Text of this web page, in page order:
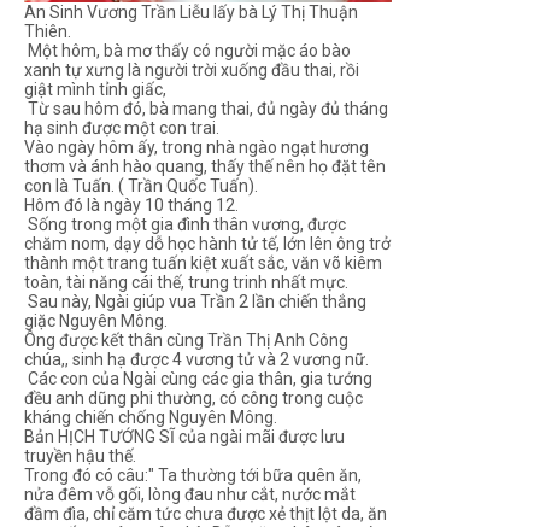
An Sinh Vương Trần Liễu lấy bà Lý Thị Thuận
Thiên.
Một hôm, bà mơ thấy có người mặc áo bào
xanh tự xưng là người trời xuống đầu thai, rồi
giật mình tỉnh giấc,
Từ sau hôm đó, bà mang thai, đủ ngày đủ tháng
hạ sinh được một con trai.
Vào ngày hôm ấy, trong nhà ngào ngạt hương
thơm và ánh hào quang, thấy thế nên họ đặt tên
con là Tuấn. ( Trần Quốc Tuấn).
Hôm đó là ngày 10 tháng 12.
Sống trong một gia đình thân vương, được
chăm nom, dạy dỗ học hành tử tế, lớn lên ông trở
thành một trang tuấn kiệt xuất sắc, văn võ kiêm
toàn, tài năng cái thế, trung trinh nhất mực.
Sau này, Ngài giúp vua Trần 2 lần chiến thắng
giặc Nguyên Mông.
Ông được kết thân cùng Trần Thị Anh Công
chúa,, sinh hạ được 4 vương tử và 2 vương nữ.
Các con của Ngài cùng các gia thân, gia tướng
đều anh dũng phi thường, có công trong cuộc
kháng chiến chống Nguyên Mông.
Bản HỊCH TƯỚNG SĨ của ngài mãi được lưu
truyền hậu thế.
Trong đó có câu:" Ta thường tới bữa quên ăn,
nửa đêm vỗ gối, lòng đau như cắt, nước mắt
đầm đìa, chỉ căm tức chưa được xẻ thịt lột da, ăn